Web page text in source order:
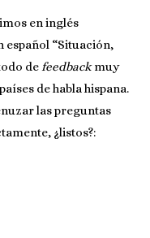
en inglés
español “Situación,
de feedbackmuy
de habla hispana.
las preguntas
¿listos?: